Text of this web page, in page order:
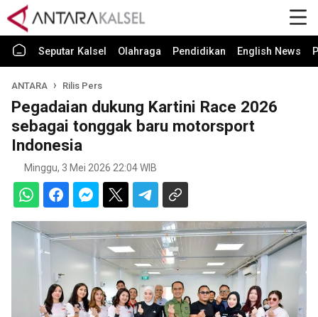
Seputar Kalsel Olahraga Pendidikan English News
ANTARA Rilis Pers
Pegadaian dukung Kartini Race 2026
sebagai tonggak baru motorsport
Indonesia
Minggu, 3 Mei 2026 22:04 WIB